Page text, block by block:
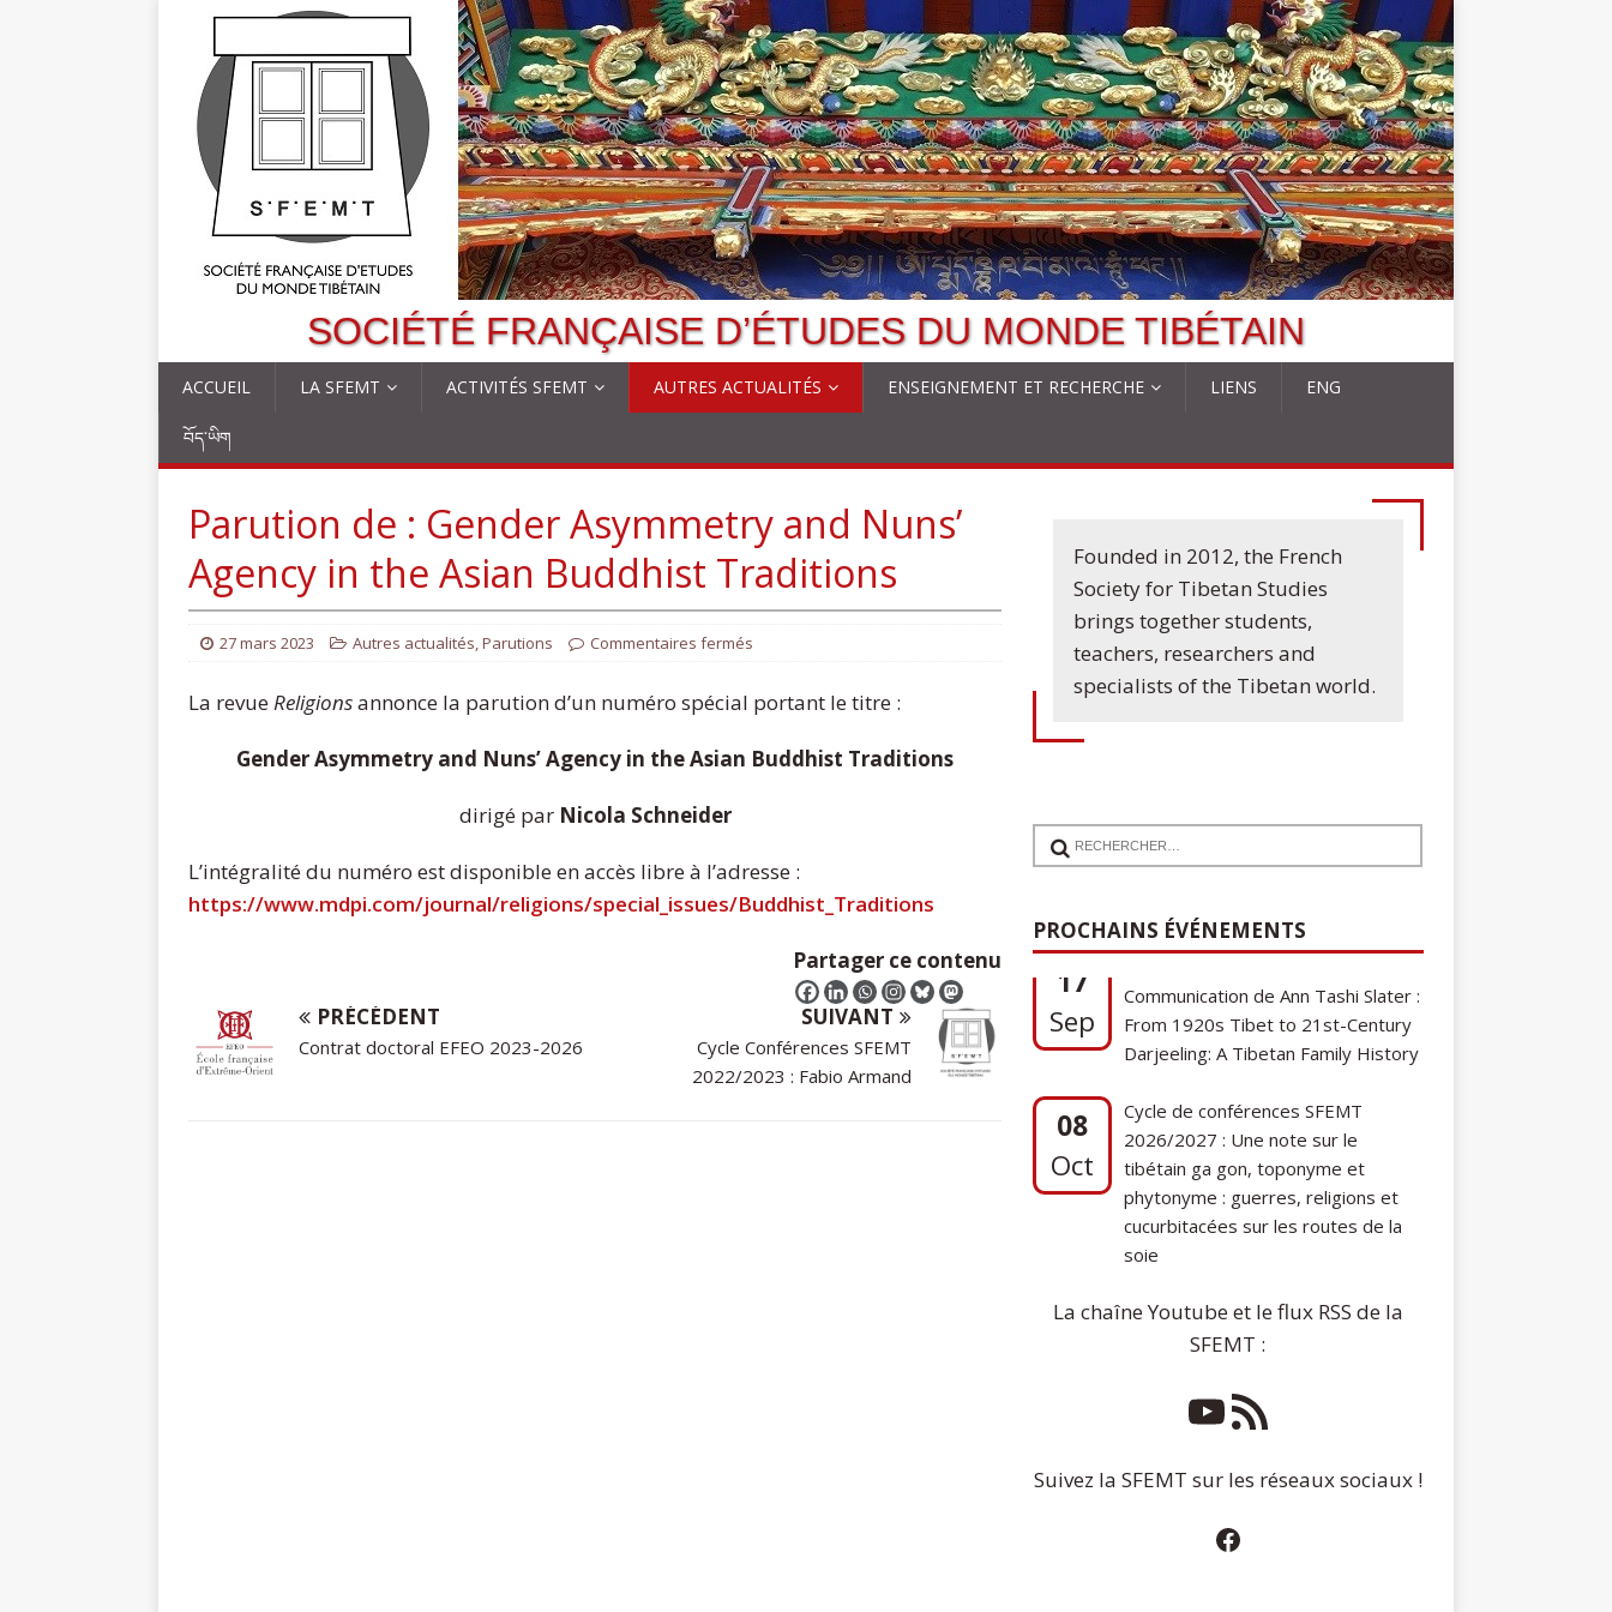
SOCIÉTÉ FRANÇAISE D’ÉTUDES DU MONDE TIBÉTAIN
ACCUEIL LA SFEMT ACTIVITÉS SFEMT AUTRES ACTUALITÉS ENSEIGNEMENT ET RECHERCHE LIENS ENG
བོད་ཡིག
Parution de : Gender Asymmetry and Nuns’
Agency in the Asian Buddhist Traditions
27 mars 2023 Autres actualités,Parutions Commentaires fermés
La revueReligionsannonce la parution d’un numéro spécial portant le titre :
Gender Asymmetry and Nuns’ Agency in the Asian Buddhist Traditions
dirigé par Nicola Schneider
L’intégralité du numéro est disponible en accès libre à l’adresse :
https://www.mdpi.com/journal/religions/special_issues/Buddhist_Traditions
Partager ce contenu
PRÉCÉDENT
Contrat doctoral EFEO 2023-2026
SUIVANT
Cycle Conférences SFEMT
2022/2023 : Fabio Armand
Founded in 2012, the French
Society for Tibetan Studies
brings together students,
teachers, researchers and
specialists of the Tibetan world.
PROCHAINS ÉVÉNEMENTS
Sep
Communication de Ann Tashi Slater :
From 1920s Tibet to 21st-Century
08
Oct
Cycle de conférences SFEMT
2026/2027 : Une note sur le
phytonyme : guerres, religions et
cucurbitacées sur les routes de la
soie
Communication de Ann Tashi Slater :
From 1920s Tibet to 21st-Century
La chaîne Youtube et le flux RSS de la
SFEMT :
Suivez la SFEMT sur les réseaux sociaux !